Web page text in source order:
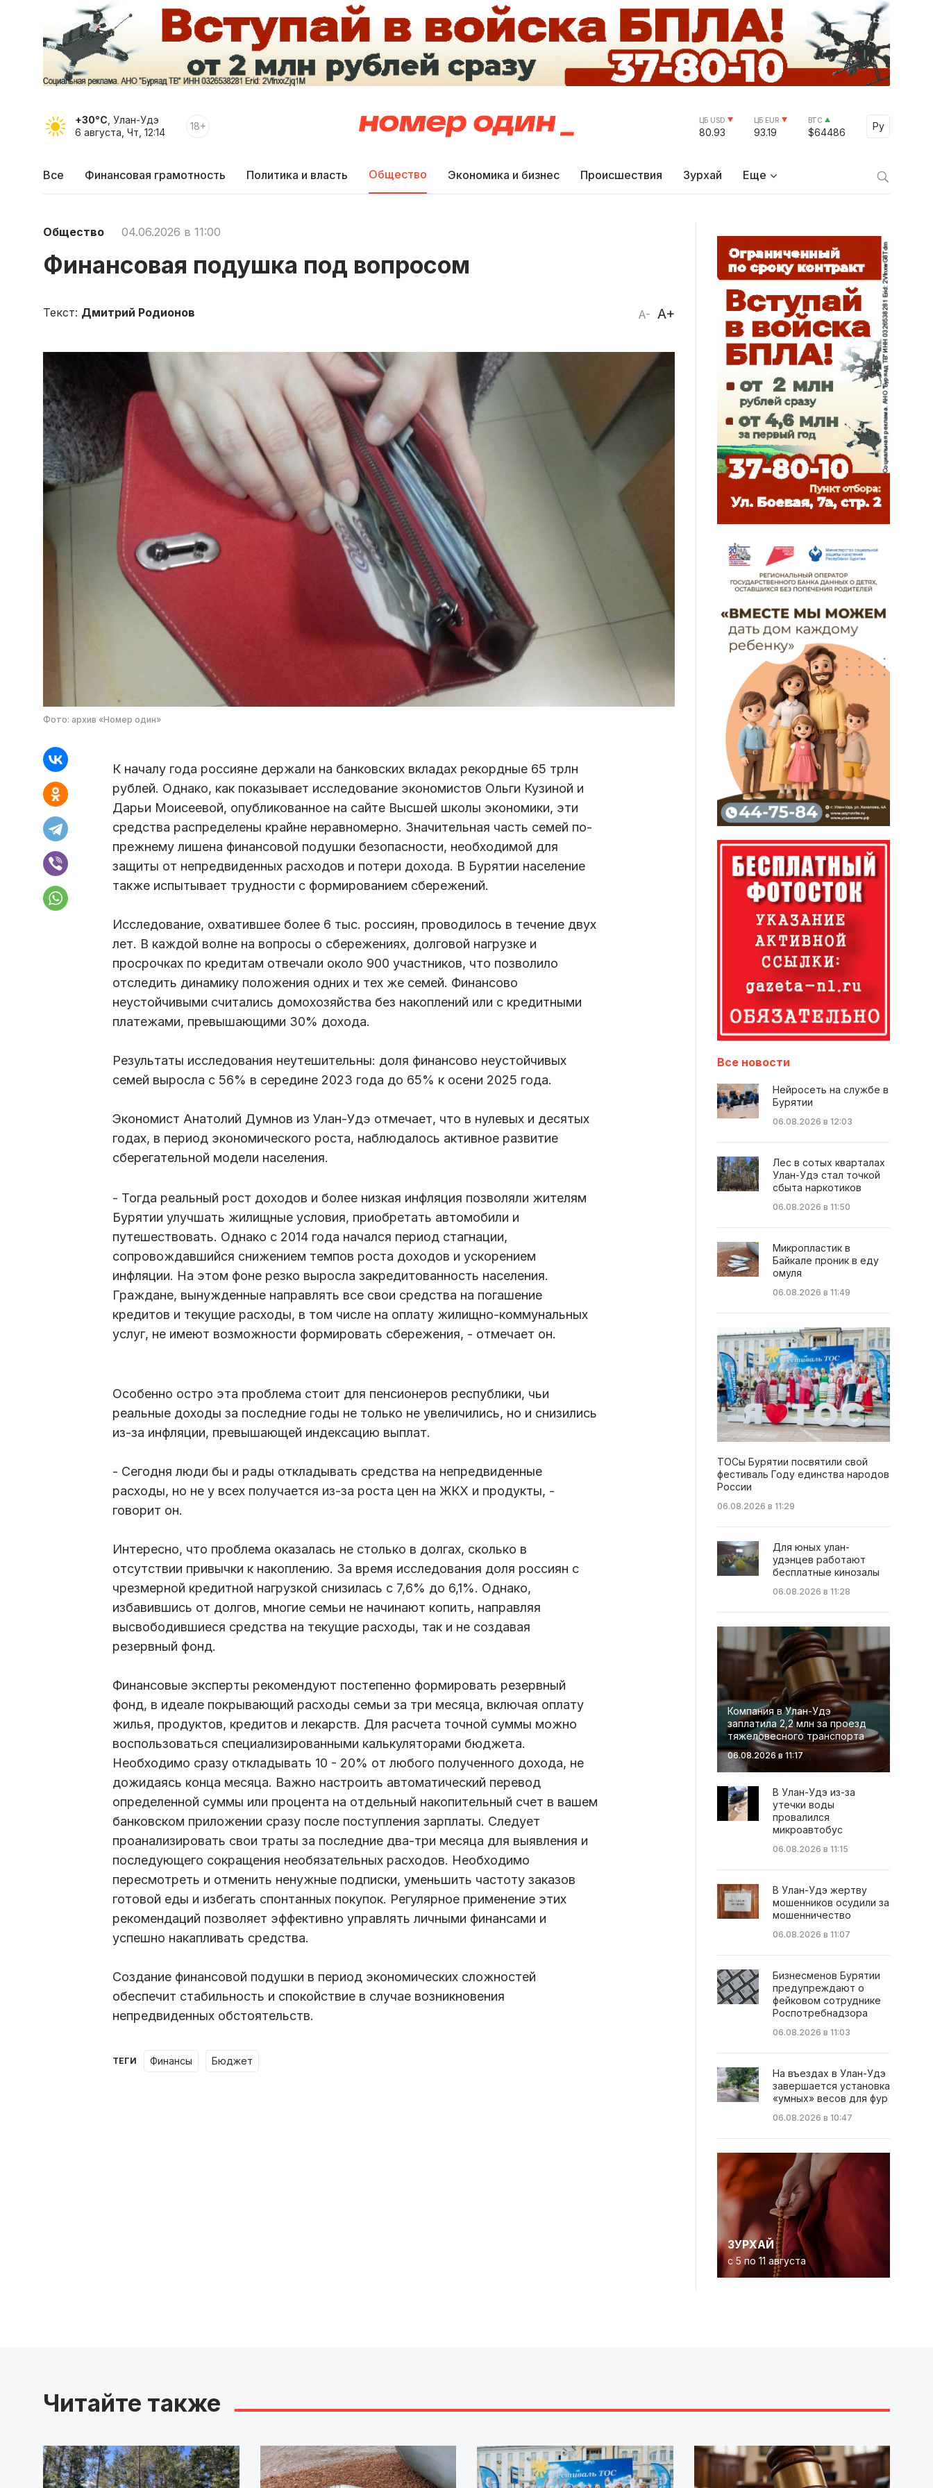
+30°C , Улан-Удэ
6 августа, Чт, 12:14
18+ ЦБ USD
80.93
ЦБ EUR
93.19
BTC
$64486
Ру
Select
Все Финансовая грамотность Политика и власть Общество Экономика и бизнес Происшествия Зурхай Еще
Общество 04.06.2026 в 11:00
Финансовая подушка под вопросом
A- A+
Текст: Дмитрий Родионов
Фото: архив «Номер один»
К началу года россияне держали на банковских вкладах рекордные 65 трлн
рублей. Однако, как показывает исследование экономистов Ольги Кузиной и
Дарьи Моисеевой, опубликованное на сайте Высшей школы экономики, эти
средства распределены крайне неравномерно. Значительная часть семей по-
прежнему лишена финансовой подушки безопасности, необходимой для
защиты от непредвиденных расходов и потери дохода. В Бурятии население
также испытывает трудности с формированием сбережений.
Исследование, охватившее более 6 тыс. россиян, проводилось в течение двух
лет. В каждой волне на вопросы о сбережениях, долговой нагрузке и
просрочках по кредитам отвечали около 900 участников, что позволило
отследить динамику положения одних и тех же семей. Финансово
неустойчивыми считались домохозяйства без накоплений или с кредитными
платежами, превышающими 30% дохода.
Результаты исследования неутешительны: доля финансово неустойчивых
семей выросла с 56% в середине 2023 года до 65% к осени 2025 года.
Экономист Анатолий Думнов из Улан-Удэ отмечает, что в нулевых и десятых
годах, в период экономического роста, наблюдалось активное развитие
сберегательной модели населения.
- Тогда реальный рост доходов и более низкая инфляция позволяли жителям
Бурятии улучшать жилищные условия, приобретать автомобили и
путешествовать. Однако с 2014 года начался период стагнации,
сопровождавшийся снижением темпов роста доходов и ускорением
инфляции. На этом фоне резко выросла закредитованность населения.
Граждане, вынужденные направлять все свои средства на погашение
кредитов и текущие расходы, в том числе на оплату жилищно-коммунальных
услуг, не имеют возможности формировать сбережения, - отмечает он.
Особенно остро эта проблема стоит для пенсионеров республики, чьи
реальные доходы за последние годы не только не увеличились, но и снизились
из-за инфляции, превышающей индексацию выплат.
- Сегодня люди бы и рады откладывать средства на непредвиденные
расходы, но не у всех получается из-за роста цен на ЖКХ и продукты, -
говорит он.
Интересно, что проблема оказалась не столько в долгах, сколько в
отсутствии привычки к накоплению. За время исследования доля россиян с
чрезмерной кредитной нагрузкой снизилась с 7,6% до 6,1%. Однако,
избавившись от долгов, многие семьи не начинают копить, направляя
высвободившиеся средства на текущие расходы, так и не создавая
резервный фонд.
Финансовые эксперты рекомендуют постепенно формировать резервный
фонд, в идеале покрывающий расходы семьи за три месяца, включая оплату
жилья, продуктов, кредитов и лекарств. Для расчета точной суммы можно
воспользоваться специализированными калькуляторами бюджета.
Необходимо сразу откладывать 10 - 20% от любого полученного дохода, не
дожидаясь конца месяца. Важно настроить автоматический перевод
определенной суммы или процента на отдельный накопительный счет в вашем
банковском приложении сразу после поступления зарплаты. Следует
проанализировать свои траты за последние два-три месяца для выявления и
последующего сокращения необязательных расходов. Необходимо
пересмотреть и отменить ненужные подписки, уменьшить частоту заказов
готовой еды и избегать спонтанных покупок. Регулярное применение этих
рекомендаций позволяет эффективно управлять личными финансами и
успешно накапливать средства.
Создание финансовой подушки в период экономических сложностей
обеспечит стабильность и спокойствие в случае возникновения
непредвиденных обстоятельств.
ТЕГИ финансы бюджет
Все новости
Нейросеть на службе в
Бурятии
06.08.2026 в 12:03
Лес в сотых кварталах
Улан-Удэ стал точкой
сбыта наркотиков
06.08.2026 в 11:50
Микропластик в
Байкале проник в еду
омуля
06.08.2026 в 11:49
ТОСы Бурятии посвятили свой
фестиваль Году единства народов
России
06.08.2026 в 11:29
Для юных улан-
удэнцев работают
бесплатные кинозалы
06.08.2026 в 11:28
Компания в Улан-Удэ
заплатила 2,2 млн за проезд
тяжеловесного транспорта
06.08.2026 в 11:17
В Улан-Удэ из-за
утечки воды
провалился
микроавтобус
06.08.2026 в 11:15
В Улан-Удэ жертву
мошенников осудили за
мошенничество
06.08.2026 в 11:07
Бизнесменов Бурятии
предупреждают о
фейковом сотруднике
Роспотребнадзора
06.08.2026 в 11:03
На въездах в Улан-Удэ
завершается установка
«умных» весов для фур
06.08.2026 в 10:47
ЗУРХАЙ
с 5 по 11 августа
Читайте также